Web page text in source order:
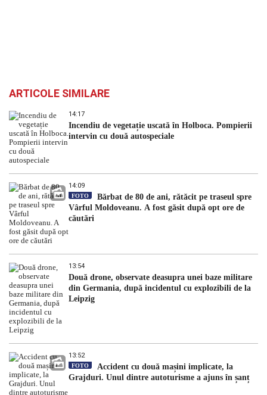
ARTICOLE SIMILARE
14:17
Incendiu de vegetație uscată în Holboca. Pompierii
intervin cu două autospeciale
14:09
FOTO
Bărbat de 80 de ani, rătăcit pe traseul spre
Vârful Moldoveanu. A fost găsit după opt ore de
căutări
13:54
Două drone, observate deasupra unei baze militare
din Germania, după incidentul cu explozibili de la
Leipzig
13:52
FOTO
Accident cu două mașini implicate, la
Grajduri. Unul dintre autoturisme a ajuns în șanț